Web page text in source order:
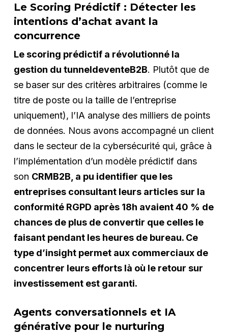
Le Scoring Prédictif : Détecter les
intentions d’achat avant la
concurrence
Le scoring prédictif a révolutionné la
gestion du tunneldeventeB2B. Plutôt que de
se baser sur des critères arbitraires (comme le
titre de poste ou la taille de l’entreprise
uniquement), l’IA analyse des milliers de points
de données. Nous avons accompagné un client
dans le secteur de la cybersécurité qui, grâce à
l’implémentation d’un modèle prédictif dans
son CRMB2B, a pu identifier que les
entreprises consultant leurs articles sur la
conformité RGPD après 18h avaient 40 % de
chances de plus de convertir que celles le
faisant pendant les heures de bureau. Ce
type d’insight permet aux commerciaux de
concentrer leurs efforts là où le retour sur
investissement est garanti.
Agents conversationnels et IA
générative pour le nurturing